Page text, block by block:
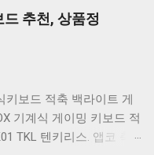
추천, 상품정
키보드 적축 백라이트 게
기계식 게이밍 키보드 적
TKL 텐키리스. 앱코 축